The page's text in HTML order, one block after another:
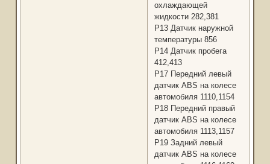
охлаждающей
жидкости 282,381
Р13 Датчик наружной
температуры 856
Р14 Датчик пробега
412,413
Р17 Передний левый
датчик ABS на колесе
автомобиля 1110,1154
Р18 Передний правый
датчик ABS на колесе
автомобиля 1113,1157
Р19 Задний левый
датчик ABS на колесе